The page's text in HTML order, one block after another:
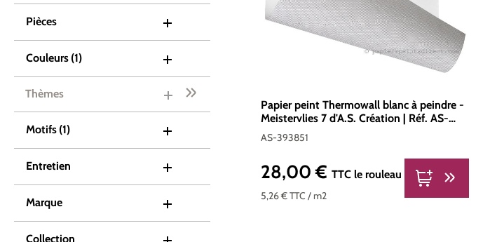
Pièces
Couleurs (1)
Thèmes
Motifs (1)
Entretien
Marque
Collection
Papier peint Thermowall blanc à peindre -
Meistervlies 7 d'A.S. Création | Réf. AS-
393851
AS-393851
5,26 €TTC / m2
Prix régulier :
28,00 € TTC le rouleau